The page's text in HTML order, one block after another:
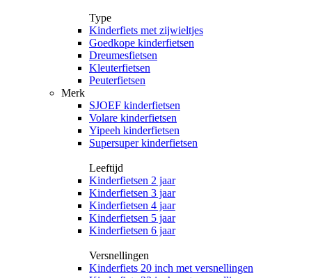
Type
Kinderfiets met zijwieltjes
Goedkope kinderfietsen
Dreumesfietsen
Kleuterfietsen
Peuterfietsen
Merk
SJOEF kinderfietsen
Volare kinderfietsen
Yipeeh kinderfietsen
Supersuper kinderfietsen
Leeftijd
Kinderfietsen 2 jaar
Kinderfietsen 3 jaar
Kinderfietsen 4 jaar
Kinderfietsen 5 jaar
Kinderfietsen 6 jaar
Versnellingen
Kinderfiets 20 inch met versnellingen